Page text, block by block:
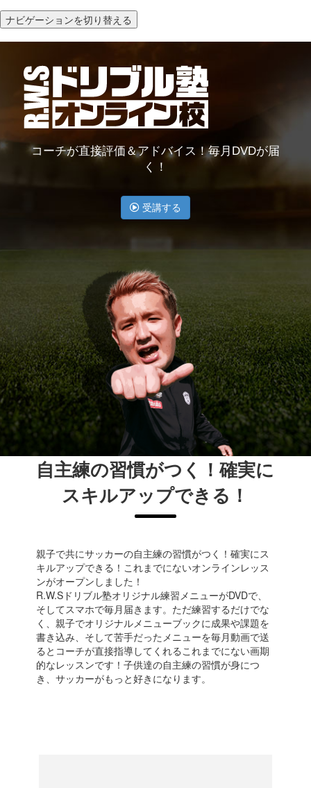
ナビゲーションを切り替える
コーチが直接評価＆アドバイス！毎月DVDが届
く！
受講する
自主練の習慣がつく！確実に
スキルアップできる！
親子で共にサッカーの自主練の習慣がつく！確実にス
キルアップできる！これまでにないオンラインレッス
ンがオープンしました！
R.W.Sドリブル塾オリジナル練習メニューがDVDで、
そしてスマホで毎月届きます。ただ練習するだけでな
く、親子でオリジナルメニューブックに成果や課題を
書き込み、そして苦手だったメニューを毎月動画で送
るとコーチが直接指導してくれるこれまでにない画期
的なレッスンです！子供達の自主練の習慣が身につ
き、サッカーがもっと好きになります。